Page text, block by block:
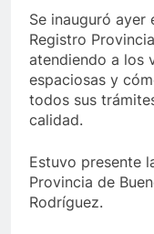
Se inauguró ayer
Registro
atendiendo a los
espaciosas y
todos sus
calidad.
Estuvo presente
Provincia de
Rodríguez.